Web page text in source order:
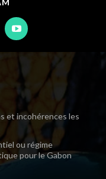
et incohérences les
ou régime
pour le Gabon